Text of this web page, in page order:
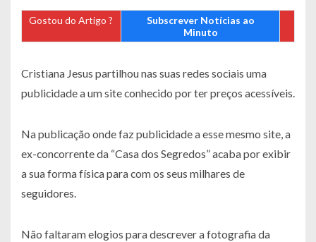
Gostou do Artigo ?
Subscrever Notícias ao
Minuto
Cristiana Jesus partilhou nas suas redes sociais uma
publicidade a um site conhecido por ter preços acessíveis.
Na publicação onde faz publicidade a esse mesmo site, a
ex-concorrente da “Casa dos Segredos” acaba por exibir
a sua forma física para com os seus milhares de
seguidores.
Não faltaram elogios para descrever a fotografia da